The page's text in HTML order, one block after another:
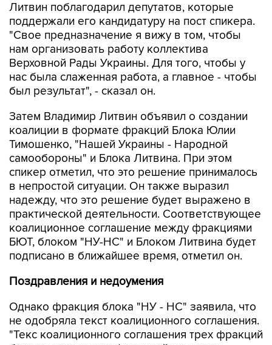
Литвин поблагодарил депутатов, которые
поддержали его кандидатуру на пост спикера.
"Свое предназначение я вижу в том, чтобы
нам организовать работу коллектива
Верховной Рады Украины. Для того, чтобы у
нас была слаженная работа, а главное - чтобы
был результат", - сказал он.
Затем Владимир Литвин объявил о создании
коалиции в формате фракций Блока Юлии
Тимошенко, "Нашей Украины - Народной
самообороны" и Блока Литвина. При этом
спикер отметил, что это решение принималось
в непростой ситуации. Он также выразил
надежду, что это решение будет выражено в
практической деятельности. Соответствующее
коалиционное соглашение между фракциями
БЮТ, блоком "НУ-НС" и Блоком Литвина будет
подписано в ближайшее время, отметил он.
Поздравления и недоумения
Однако фракция блока "НУ - НС" заявила, что
не одобряла текст коалиционного соглашения.
"Текс коалиционного соглашения трех фракций